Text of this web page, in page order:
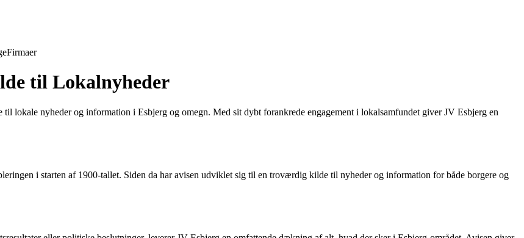
Firmaer
til Lokalnyheder
lokale nyheder og information i Esbjerg og omegn. Med sit dybt forankrede engagement i lokalsamfundet giver JV Esbjerg en
i starten af 1900-tallet. Siden da har avisen udviklet sig til en troværdig kilde til nyheder og information for både borgere og